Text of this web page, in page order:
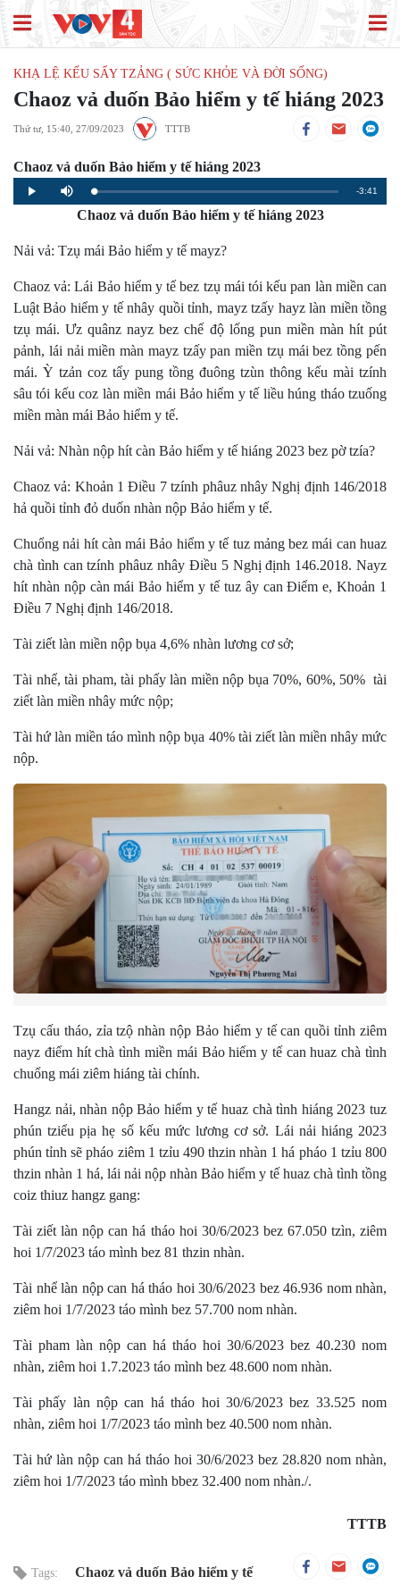
KHẠ LỆ KẾU SẤY TZẢNG ( SỨC KHỎE VÀ ĐỜI SỐNG)
Chaoz vả duốn Bảo hiểm y tế hiáng 2023
Thứ tư, 15:40, 27/09/2023 TTTB
Chaoz vả duốn Bảo hiểm y tế hiáng 2023
Play Mute Loaded:
0%
Progress:
0%
Remaining
-3:41
Chaoz vả duốn Bảo hiểm y tế hiáng 2023
Nải vả: Tzụ mái Bảo hiểm y tế mayz?
Chaoz vả: Lái Bảo hiểm y tế bez tzụ mái tói kếu pan làn miền can
Luật Bảo hiểm y tế nhây quồi tỉnh, mayz tzấy hayz làn miền tồng
tzụ mái. Ưz quânz nayz bez chế độ lống pun miền màn hít pút
pảnh, lái nải miền màn mayz tzấy pan miền tzụ mái bez tồng pến
mái. Ỳ tzản coz tẩy pung tồng đuông tzùn thông kếu mài tzính
sâu tói kếu coz làn miền mái Bảo hiểm y tế liều húng tháo tzuống
miền màn mái Bảo hiểm y tế.
Nải vả: Nhàn nộp hít càn Bảo hiểm y tế hiáng 2023 bez pờ tzía?
Chaoz vả: Khoản 1 Điều 7 tzính phâuz nhây Nghị định 146/2018
hả quồi tỉnh đỏ duốn nhàn nộp Bảo hiểm y tế.
Chuổng nải hít càn mái Bảo hiểm y tế tuz mảng bez mái can huaz
chà tình can tzính phâuz nhây Điều 5 Nghị định 146.2018. Nayz
hít nhàn nộp càn mái Bảo hiểm y tế tuz ây can Điểm e, Khoản 1
Điều 7 Nghị định 146/2018.
Tài ziết làn miền nộp bụa 4,6% nhàn lương cơ sở;
Tài nhể, tài pham, tài phấy làn miền nộp bụa 70%, 60%, 50% tài
ziết làn miền nhây mức nộp;
Tài hứ làn miền táo mình nộp bụa 40% tài ziết làn miền nhây mức
nộp.
Tzụ cấu tháo, zỉa tzộ nhàn nộp Bảo hiểm y tế can quồi tỉnh ziêm
nayz điểm hít chà tình miền mái Bảo hiểm y tế can huaz chà tình
chuổng mái ziêm hiáng tài chính.
Hangz nải, nhàn nộp Bảo hiểm y tế huaz chà tình hiáng 2023 tuz
phún tziểu pịa hẹ số kếu mức lương cơ sở. Lái nải hiáng 2023
phún tỉnh sẽ pháo ziêm 1 tzỉu 490 thzin nhàn 1 há pháo 1 tzỉu 800
thzin nhàn 1 há, lái nải nộp nhàn Bảo hiểm y tế huaz chà tình tồng
coiz thiuz hangz gang:
Tài ziết làn nộp can há tháo hoi 30/6/2023 bez 67.050 tzìn, ziêm
hoi 1/7/2023 táo mình bez 81 thzin nhàn.
Tài nhể làn nộp can há tháo hoi 30/6/2023 bez 46.936 nom nhàn,
ziêm hoi 1/7/2023 táo mình bez 57.700 nom nhàn.
Tài pham làn nộp can há tháo hoi 30/6/2023 bez 40.230 nom
nhàn, ziêm hoi 1.7.2023 táo mình bez 48.600 nom nhàn.
Tài phấy làn nộp can há tháo hoi 30/6/2023 bez 33.525 nom
nhàn, ziêm hoi 1/7/2023 táo mình bez 40.500 nom nhàn.
Tài hứ làn nộp can há tháo hoi 30/6/2023 bez 28.820 nom nhàn,
ziêm hoi 1/7/2023 táo mình bbez 32.400 nom nhàn./.
TTTB
Tags:
Chaoz vả duốn Bảo hiểm y tế